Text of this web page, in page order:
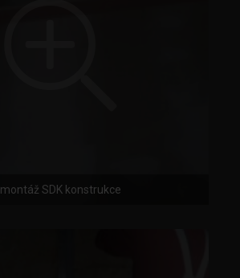
montáž SDK konstrukce